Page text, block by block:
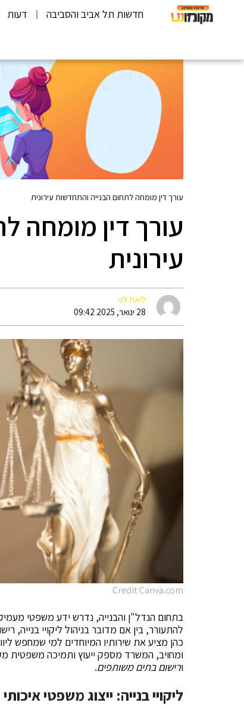
חדשות תל אביב והסביבה דעות
עורך דין מומחה לתחום הבנייה והתחדשות עירונית
עורך דין מומחה
עירונית
ליאת לוי
28 ינואר, 2025 09:42
Credit Canva.com
בתחום הנדל"ן והבנייה, נדרש ידע משפטי
כהן מציע את שירותיו המיוחדים למי שמחפש
ומחויב, המשרד מספק ייעוץ ותמיכה משפטית
ורישום בתים משותפים.
ליקויי בנייה: ייצוג משפטי איכותי